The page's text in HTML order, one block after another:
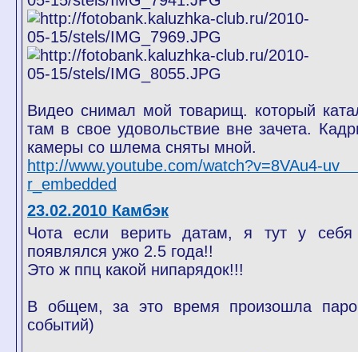
Видео снимал мой товарищ. который
там в свое удовольствие вне зачета.
камеры со шлема сняты мной.
http://www.youtube.com/watch?v=8VAu4-
r_embedded
23.02.2010 Камбэк
Чота если верить датам, я тут у
появлялся ужо 2.5 года!!
Это ж ппц какой нипарядок!!!
В общем, за это время произошла
событий)